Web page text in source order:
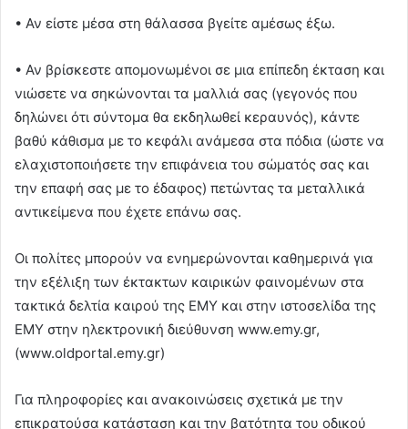
• Αν είστε μέσα στη θάλασσα βγείτε αμέσως έξω.
• Αν βρίσκεστε απομονωμένοι σε μια επίπεδη έκταση και
νιώσετε να σηκώνονται τα μαλλιά σας (γεγονός που
δηλώνει ότι σύντομα θα εκδηλωθεί κεραυνός), κάντε
βαθύ κάθισμα με το κεφάλι ανάμεσα στα πόδια (ώστε να
ελαχιστοποιήσετε την επιφάνεια του σώματός σας και
την επαφή σας με το έδαφος) πετώντας τα μεταλλικά
αντικείμενα που έχετε επάνω σας.
Οι πολίτες μπορούν να ενημερώνονται καθημερινά για
την εξέλιξη των έκτακτων καιρικών φαινομένων στα
τακτικά δελτία καιρού της ΕΜΥ και στην ιστοσελίδα της
ΕΜΥ στην ηλεκτρονική διεύθυνση www.emy.gr,
(www.oldportal.emy.gr)
Για πληροφορίες και ανακοινώσεις σχετικά με την
επικρατούσα κατάσταση και την βατότητα του οδικού